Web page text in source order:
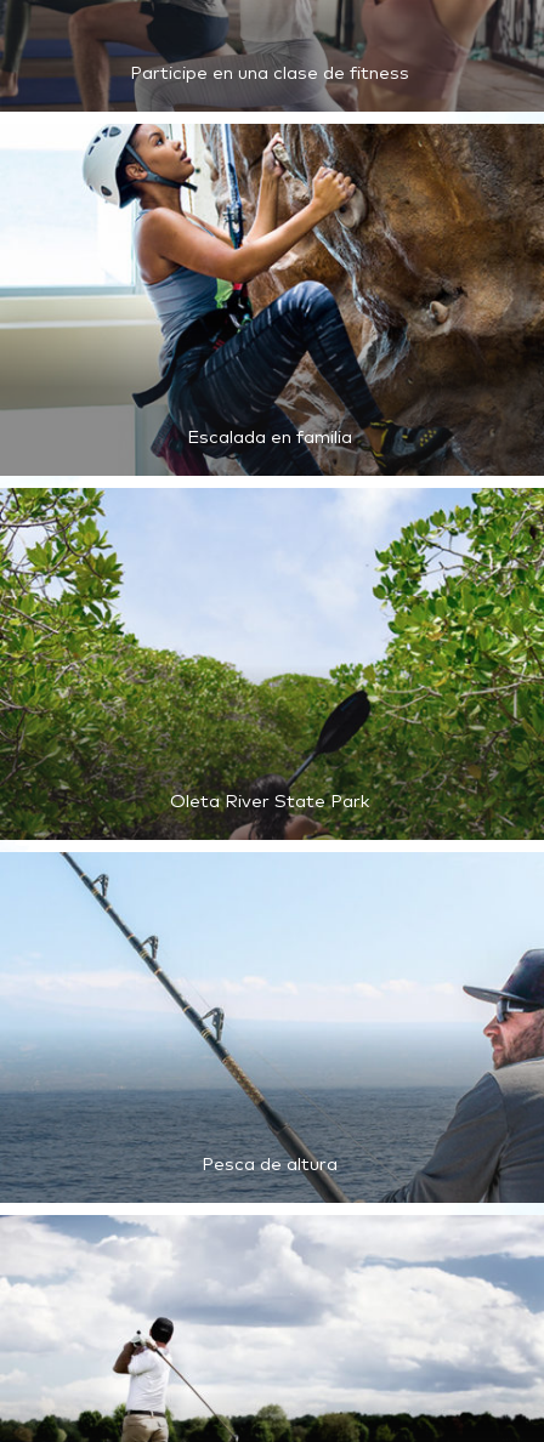
Participe en una clase de fitness
Escalada en familia
Oleta River State Park
Pesca de altura